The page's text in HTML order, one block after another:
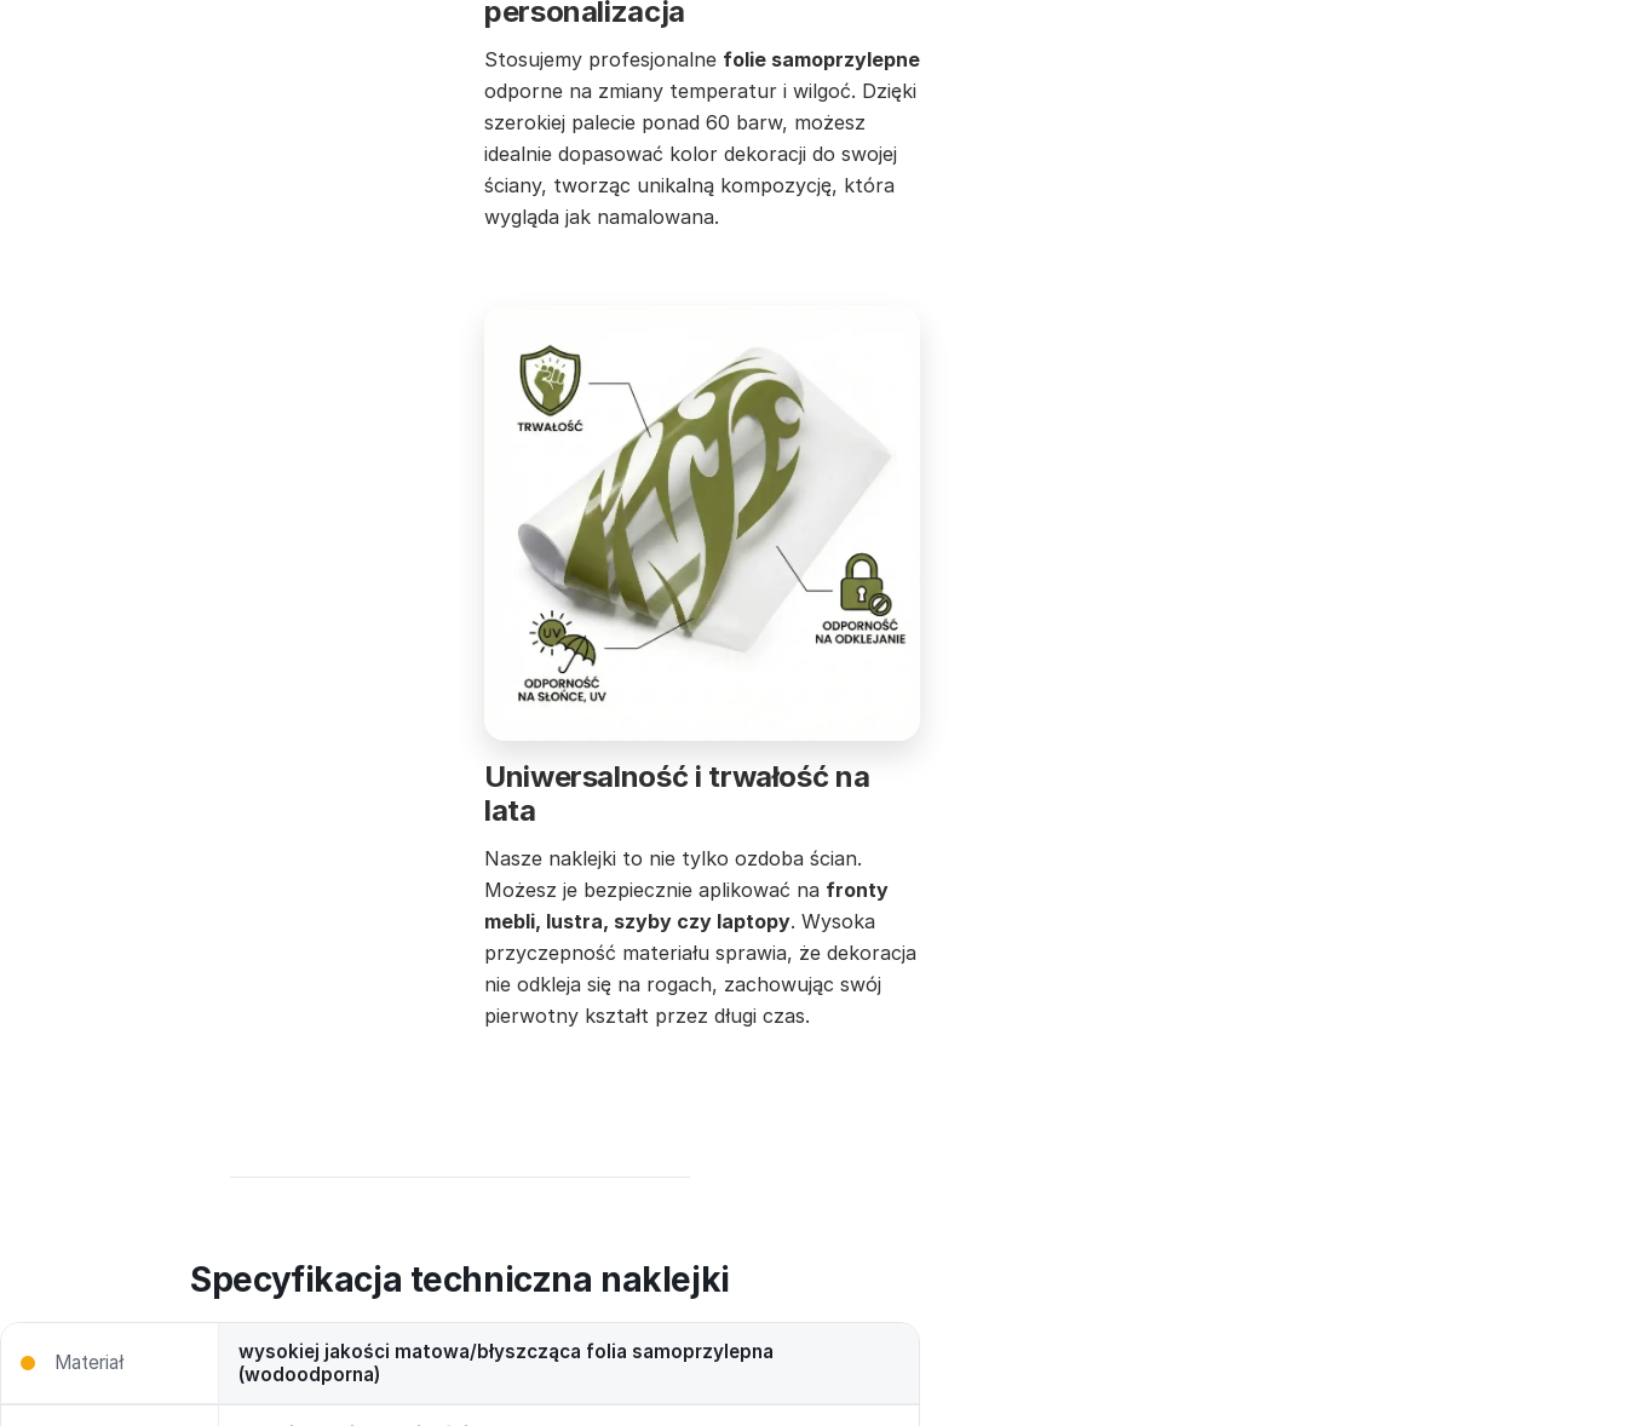
personalizacja
Stosujemy profesjonalne folie samoprzylepne
odporne na zmiany temperatur i wilgoć. Dzięki
szerokiej palecie ponad 60 barw, możesz
idealnie dopasować kolor dekoracji do swojej
ściany, tworząc unikalną kompozycję, która
wygląda jak namalowana.
Uniwersalność i trwałość na
lata
Nasze naklejki to nie tylko ozdoba ścian.
Możesz je bezpiecznie aplikować na fronty
mebli, lustra, szyby czy laptopy. Wysoka
przyczepność materiału sprawia, że dekoracja
nie odkleja się na rogach, zachowując swój
pierwotny kształt przez długi czas.
Specyfikacja techniczna naklejki
Materiał
wysokiej jakości matowa/błyszcząca folia samoprzylepna
(wodoodporna)